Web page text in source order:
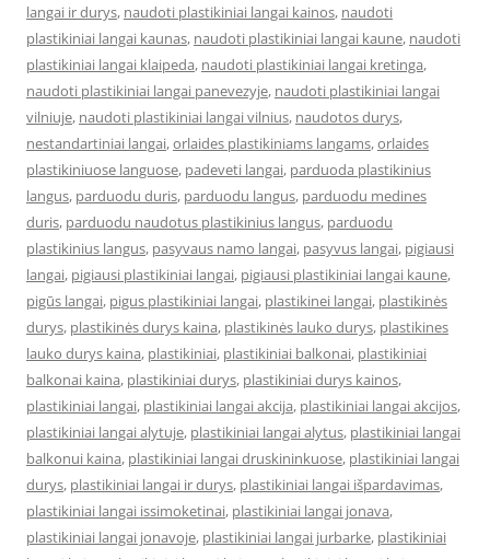
langai ir durys, naudoti plastikiniai langai kainos, naudoti
plastikiniai langai kaunas, naudoti plastikiniai langai kaune, naudoti
plastikiniai langai klaipeda, naudoti plastikiniai langai kretinga,
naudoti plastikiniai langai panevezyje, naudoti plastikiniai langai
vilniuje, naudoti plastikiniai langai vilnius, naudotos durys,
nestandartiniai langai,orlaides plastikiniams langams,orlaides
plastikiniuose languose, padeveti langai, parduoda plastikinius
langus, parduodu duris, parduodu langus, parduodu medines
duris, parduodu naudotus plastikinius langus, parduodu
plastikinius langus, pasyvaus namo langai, pasyvus langai, pigiausi
langai, pigiausi plastikiniai langai, pigiausi plastikiniai langai kaune,
pigūs langai, pigus plastikiniai langai, plastikinei langai, plastikinės
durys, plastikinės durys kaina, plastikinės lauko durys, plastikines
lauko durys kaina, plastikiniai, plastikiniai balkonai, plastikiniai
balkonai kaina, plastikiniai durys, plastikiniai durys kainos,
plastikiniai langai, plastikiniai langai akcija, plastikiniai langai akcijos,
plastikiniai langai alytuje, plastikiniai langai alytus, plastikiniai langai
balkonui kaina, plastikiniai langai druskininkuose, plastikiniai langai
durys, plastikiniai langai ir durys, plastikiniai langai išpardavimas,
plastikiniai langai issimoketinai, plastikiniai langai jonava,
plastikiniai langai jonavoje, plastikiniai langai jurbarke, plastikiniai